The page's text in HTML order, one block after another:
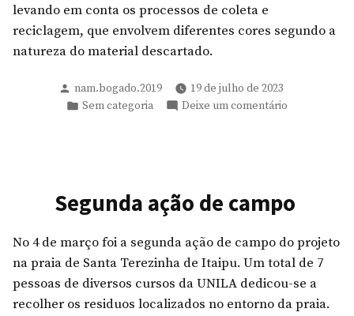
levando em conta os processos de coleta e
reciclagem, que envolvem diferentes cores segundo a
natureza do material descartado.
Publicado
por
nam.bogado.2019
19 de julho de 2023
Publicado
Sem categoria Deixe um comentário
Segunda ação de campo
No 4 de março foi a segunda ação de campo do projeto
na praia de Santa Terezinha de Itaipu. Um total de 7
pessoas de diversos cursos da UNILA dedicou-se a
recolher os residuos localizados no entorno da praia.